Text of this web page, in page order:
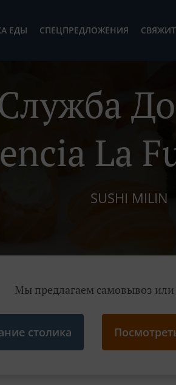
ЕДЫ СПЕЦПРЕДЛОЖЕНИЯ
La
SUSHI MILIN
Мы предлагаем самовывоз или
столика